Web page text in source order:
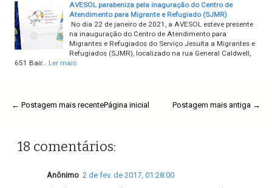
AVESOL parabeniza pela inaguração do Centro de
Atendimento para Migrante e Refugiado (SJMR)
No dia 22 de janeiro de 2021, a AVESOL esteve presente
na inauguração do Centro de Atendimento para
Migrantes e Refugiados do Serviço Jesuíta a Migrantes e
Refugiados (SJMR), localizado na rua General Caldwell,
651 Bair… Ler mais
← Postagem mais recente Postagem mais antiga →
Página inicial
18 comentários:
Anônimo 2 de fev. de 2017, 01:28:00